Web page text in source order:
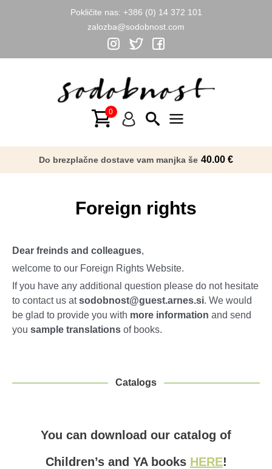
Pokličite nas: +386 (0) 14 372 101
zalozba@sodobnost.com
Menu
Do brezplačne dostave vam manjka še 40.00 €
Foreign rights
Dear freinds and colleagues,
welcome to our Foreign Rights Website.
If you have any additional question please do not hesitate
to contact us atsodobnost@guest.arnes.si. We would
be glad to provide you with more information and send
you sample translations of books.
Catalogs
You can download our catalog of
Children’s and YA books HERE!